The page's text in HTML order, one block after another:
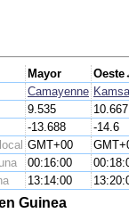
Mayor
Camayenne
9.535 10.667
-13.688 -14.6
GMT+00
00:16:00
13:14:00
Guinea